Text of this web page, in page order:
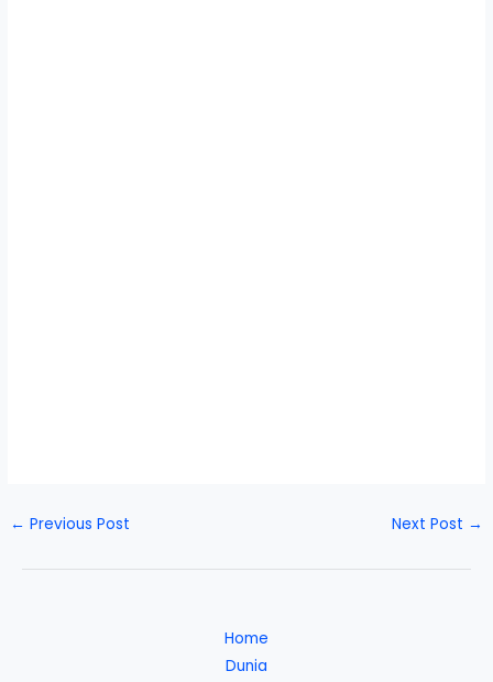
← Previous Post Next Post →
Home
Dunia